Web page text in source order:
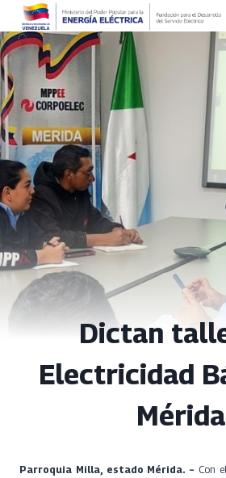
Saltar
contenido
Dictan
Electricidad
Mérida
Parroquia Milla, estado Mérida. – Con